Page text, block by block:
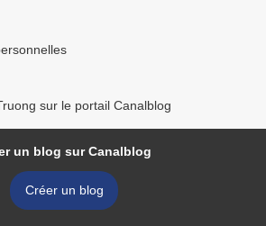
sur le portail Canalblog
un blog sur Canalblog
Créer un blog